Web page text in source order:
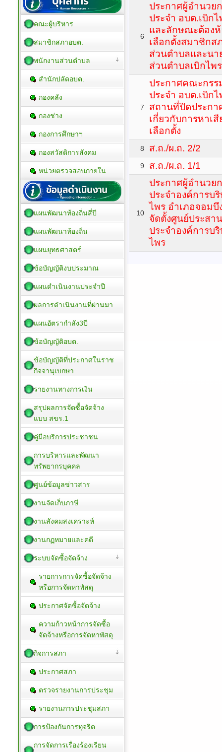
6
ประกาศผู้อำนวย
ประจำ อบต.เบิก
และลักษณะต้อง
เลือกตั้งสมาชิกส
ส่วนตำบลและนา
ส่วนตำบลเบิกไพร
7
ประกาศคณะกรร
ประจำ อบต.เบิก
สถานที่ปิดประกา
เกี่ยวกับการหาเ
เลือกตั้ง
8 ส.ถ./ผ.ถ. 2/2
9 ส.ถ./ผ.ถ. 1/1
10
ประกาศผู้อำนวย
ประจำองค์การบ
ไพร อำเภอจอมบึ
จัดตั้งศูนย์ประสา
ประจำองค์การบ
ไพร
คณะผู้บริหาร
สมาชิกสภาอบต.
พนักงานส่วนตำบล
สำนักปลัดอบต.
กองคลัง
กองช่าง
กองการศึกษาฯ
กองสวัสดิการสังคม
หน่วยตรวจสอบภายใน
แผนพัฒนาท้องถิ่นสี่ปี
แผนพัฒนาท้องถิ่น
แผนยุทธศาสตร์
ข้อบัญญัติงบประมาณ
แผนดำเนินงานประจำปี
ผลการดำเนินงานที่ผ่านมา
แผนอัตรากำลัง3ปี
ข้อบัญญัติอบต.
ข้อบัญญัติที่ประกาศในราช
กิจจานุเบกษา
รายงานทางการเงิน
สรุปผลการจัดซื้อจัดจ้าง
แบบ สขร.1
คู่มือบริการประชาชน
การบริหารและพัฒนา
ทรัพยากรบุคคล
ศูนย์ข้อมูลข่าวสาร
งานจัดเก็บภาษี
งานสังคมสงเคราะห์
งานกฏหมายและคดี
ระบบจัดซื้อจัดจ้าง
รายการการจัดซื้อจัดจ้าง
หรือการจัดหาพัสดุ
ประกาศจัดซื้อจัดจ้าง
ความก้าวหน้าการจัดซื้อ
จัดจ้างหรือการจัดหาพัสดุ
กิจการสภา
ประกาศสภา
ตรวจรายงานการประชุม
รายงานการประชุมสภา
การป้องกันการทุจริต
การจัดการเรื่องร้องเรียน